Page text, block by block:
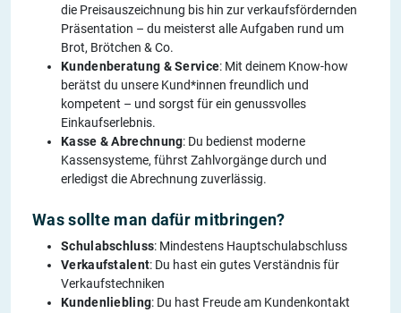
die Preisauszeichnung bis hin zur verkaufsfördernden
Präsentation – du meisterst alle Aufgaben rund um
Brot, Brötchen & Co.
Kundenberatung & Service: Mit deinem Know-how
berätst du unsere Kund*innen freundlich und
kompetent – und sorgst für ein genussvolles
Einkaufserlebnis.
Kasse & Abrechnung: Du bedienst moderne
Kassensysteme, führst Zahlvorgänge durch und
erledigst die Abrechnung zuverlässig.
Was sollte man dafür mitbringen?
Schulabschluss: Mindestens Hauptschulabschluss
Verkaufstalent: Du hast ein gutes Verständnis für
Verkaufstechniken
Kundenliebling: Du hast Freude am Kundenkontakt